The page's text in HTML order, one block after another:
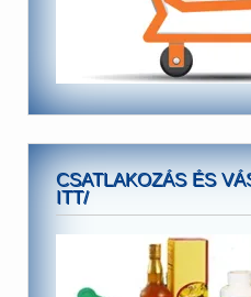
CSATLAKOZÁS ÉS
ITT/